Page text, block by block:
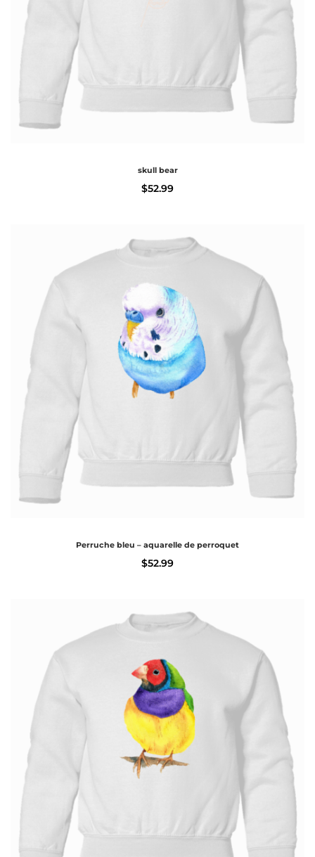
skull bear
$52.99
Perruche bleu – aquarelle de perroquet
$52.99